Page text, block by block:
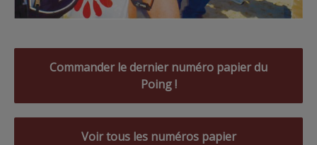
Commander le dernier numéro papier du
Poing !
Voir tous les numéros papier